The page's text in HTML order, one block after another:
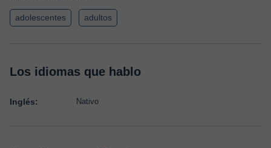
adolescentes adultos
Los idiomas que hablo
Inglés: Nativo